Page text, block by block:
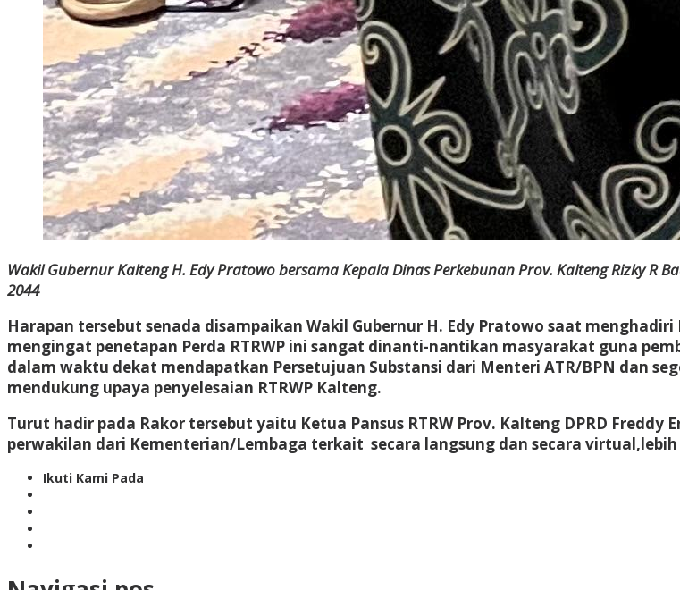
Wakil Gubernur Kalteng H. Edy Pratowo bersama Kepala Dinas Perkebunan Prov. Kalteng Rizky R
2044
Harapan tersebut senada disampaikan Wakil Gubernur H. Edy Pratowo saat
mengingat penetapan Perda RTRWP ini sangat dinanti-nantikan masyarakat guna
dalam waktu dekat mendapatkan Persetujuan Substansi dari Menteri ATR/BPN dan
mendukung upaya penyelesaian RTRWP Kalteng.
Turut hadir pada Rakor tersebut yaitu Ketua Pansus RTRW Prov. Kalteng DPRD
perwakilan dari Kementerian/Lembaga terkait secara langsung dan secara virtual,lebih
Ikuti Kami Pada